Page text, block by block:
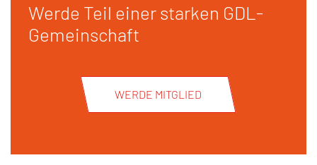
Werde Teil einer starken GDL-
Gemeinschaft
WERDE MITGLIED